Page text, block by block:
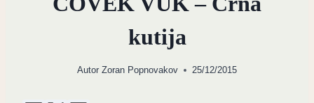
kutija
Autor Zoran Popnovakov 25/12/2015